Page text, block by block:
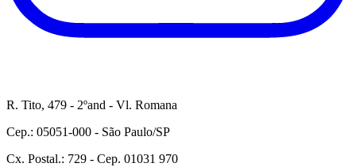
R. Tito, 479 - 2ºand - Vl. Romana
Cep.: 05051-000 - São Paulo/SP
Cx. Postal.: 729 - Cep. 01031 970